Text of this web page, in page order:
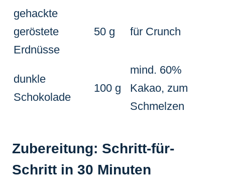
gehackte
geröstete
Erdnüsse
50 g für Crunch
dunkle
Schokolade
100 g
mind. 60%
Kakao, zum
Schmelzen
Zubereitung: Schritt-für-
Schritt in 30 Minuten